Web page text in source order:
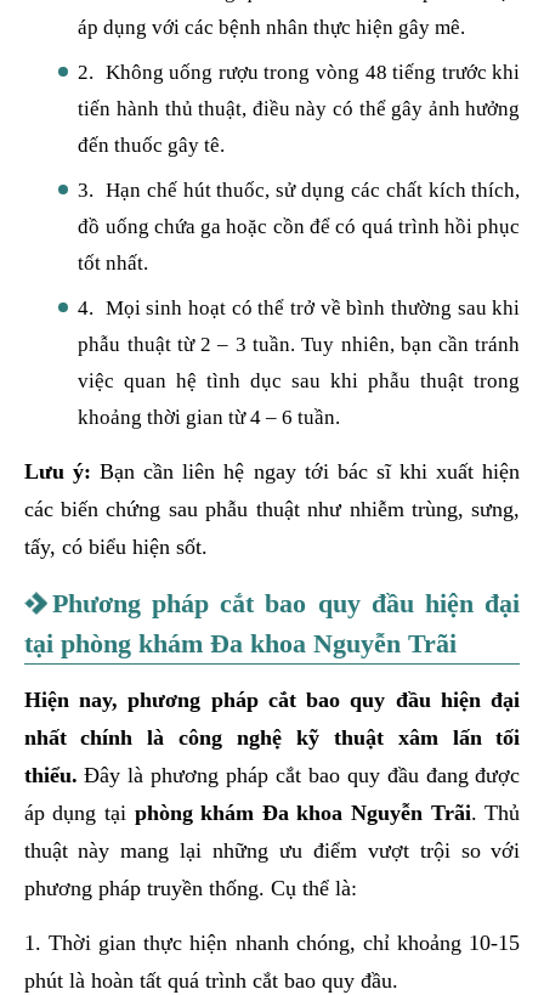
áp dụng với các bệnh nhân thực hiện gây mê.
2. Không uống rượu trong vòng 48 tiếng trước khi
tiến hành thủ thuật, điều này có thể gây ảnh hưởng
đến thuốc gây tê.
3. Hạn chế hút thuốc, sử dụng các chất kích thích,
đồ uống chứa ga hoặc cồn để có quá trình hồi phục
tốt nhất.
4. Mọi sinh hoạt có thể trở về bình thường sau khi
phẫu thuật từ 2 – 3 tuần. Tuy nhiên, bạn cần tránh
việc quan hệ tình dục sau khi phẫu thuật trong
khoảng thời gian từ 4 – 6 tuần.
Lưu ý: Bạn cần liên hệ ngay tới bác sĩ khi xuất hiện
các biến chứng sau phẫu thuật như nhiễm trùng, sưng,
tấy, có biểu hiện sốt.
Phương pháp cắt bao quy đầu hiện đại
tại phòng khám Đa khoa Nguyễn Trãi
Hiện nay, phương pháp cắt bao quy đầu hiện đại
nhất chính là công nghệ kỹ thuật xâm lấn tối
thiểu. Đây là phương pháp cắt bao quy đầu đang được
áp dụng tại phòng khám Đa khoa Nguyễn Trãi. Thủ
thuật này mang lại những ưu điểm vượt trội so với
phương pháp truyền thống. Cụ thể là:
1. Thời gian thực hiện nhanh chóng, chỉ khoảng 10-15
phút là hoàn tất quá trình cắt bao quy đầu.